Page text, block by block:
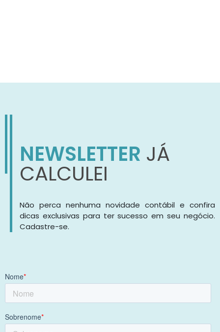
NEWSLETTER JÁ
CALCULEI
Não perca nenhuma novidade contábil e confira
dicas exclusivas para ter sucesso em seu negócio.
Cadastre-se.